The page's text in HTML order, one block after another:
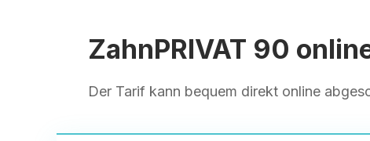
ZahnPRIVAT 90
Der Tarif kann bequem direkt online